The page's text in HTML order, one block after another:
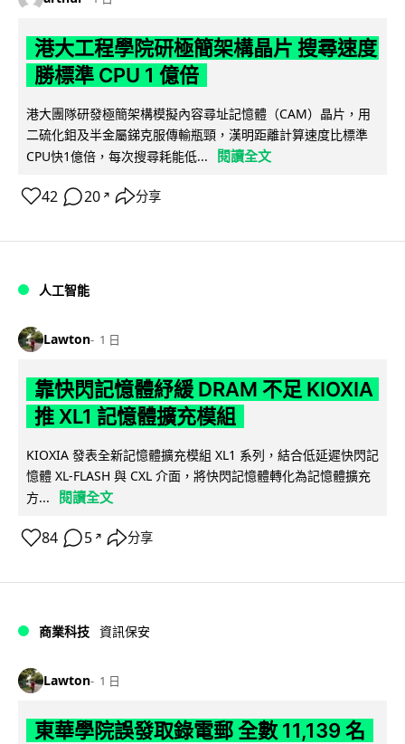
港大工程學院研極簡架構晶片 搜尋速度
勝標準 CPU 1 億倍
港大團隊研發極簡架構模擬內容尋址記憶體（CAM）晶片，用
二硫化鉬及半金屬銻克服傳輸瓶頸，漢明距離計算速度比標準
CPU快1億倍，每次搜尋耗能低...
閱讀全文
42 20 ↗ 分享
人工智能
Lawton 1 日
靠快閃記憶體紓緩 DRAM 不足 KIOXIA
推 XL1 記憶體擴充模組
KIOXIA 發表全新記憶體擴充模組 XL1 系列，結合低延遲快閃記
憶體 XL-FLASH 與 CXL 介面，將快閃記憶體轉化為記憶體擴充
方...
閱讀全文
84 5 ↗ 分享
商業科技 資訊保安
Lawton 1 日
東華學院誤發取錄電郵 全數 11,139 名